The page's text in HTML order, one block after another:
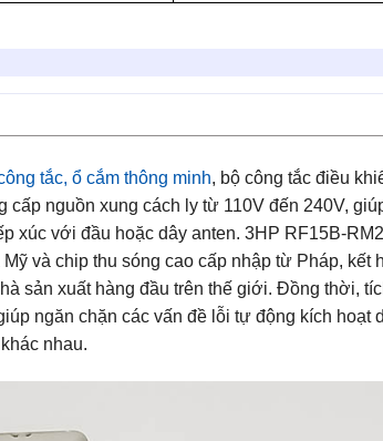
tắc, ổ cắm thông minh, bộ công tắc điều
cấp nguồn xung cách ly từ 110V đến 240V,
xúc với đầu hoặc dây anten. 3HP RF15B-
và chip thu sóng cao cấp nhập từ Pháp, kết
sản xuất hàng đầu trên thế giới. Đồng thời,
ngăn chặn các vấn đề lỗi tự động kích hoạt
nhau.